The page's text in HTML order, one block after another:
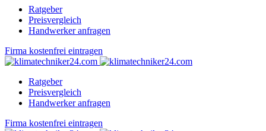
Ratgeber
Preisvergleich
Handwerker anfragen
Firma kostenfrei eintragen
Ratgeber
Preisvergleich
Handwerker anfragen
Firma kostenfrei eintragen